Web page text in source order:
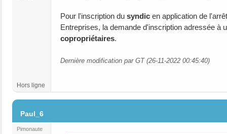
Pour l'inscription du syndic en application de
Entreprises, la demande d'inscription adressée
copropriétaires.
Dernière modification par GT (26-11-2022 00:45:40)
Hors ligne
Paul_6
Pimonaute